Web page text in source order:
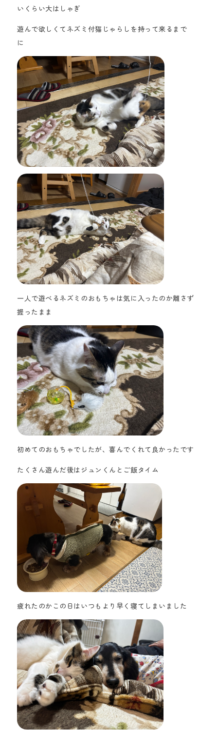
いくらい大はしゃぎ
遊んで欲しくてネズミ付猫じゃらしを持って来るまで
に
一人で遊べるネズミのおもちゃは気に入ったのか離さず
握ったまま
初めてのおもちゃでしたが、喜んでくれて良かったです
たくさん遊んだ後はジュンくんとご飯タイム
疲れたのかこの日はいつもより早く寝てしまいました